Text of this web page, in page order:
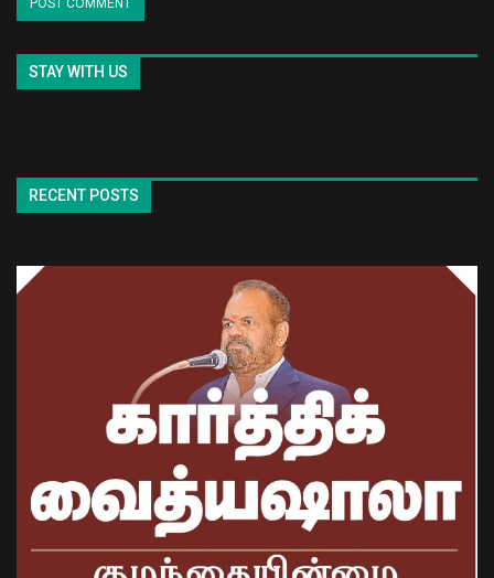
STAY WITH US
RECENT POSTS